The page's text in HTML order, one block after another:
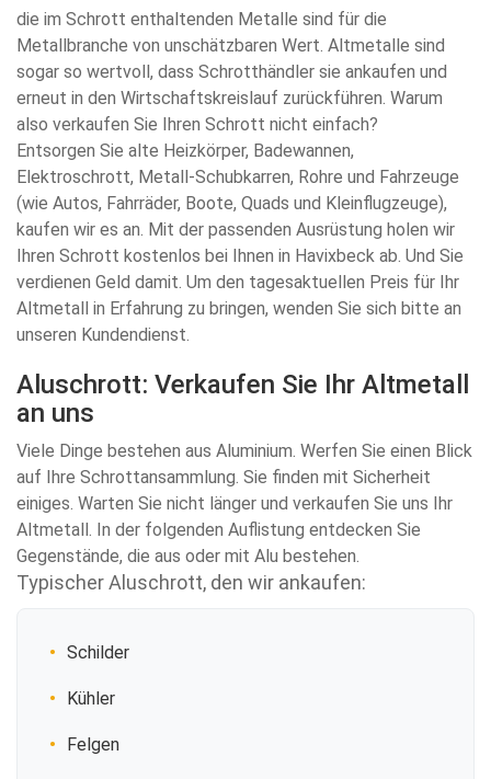
die im Schrott enthaltenden Metalle sind für die
Metallbranche von unschätzbaren Wert. Altmetalle sind
sogar so wertvoll, dass Schrotthändler sie ankaufen und
erneut in den Wirtschaftskreislauf zurückführen. Warum
also verkaufen Sie Ihren Schrott nicht einfach?
Entsorgen Sie alte Heizkörper, Badewannen,
Elektroschrott, Metall-Schubkarren, Rohre und Fahrzeuge
(wie Autos, Fahrräder, Boote, Quads und Kleinflugzeuge),
kaufen wir es an. Mit der passenden Ausrüstung holen wir
Ihren Schrott kostenlos bei Ihnen in Havixbeck ab. Und Sie
verdienen Geld damit. Um den tagesaktuellen Preis für Ihr
Altmetall in Erfahrung zu bringen, wenden Sie sich bitte an
unseren Kundendienst.
Aluschrott: Verkaufen Sie Ihr Altmetall
an uns
Viele Dinge bestehen aus Aluminium. Werfen Sie einen Blick
auf Ihre Schrottansammlung. Sie finden mit Sicherheit
einiges. Warten Sie nicht länger und verkaufen Sie uns Ihr
Altmetall. In der folgenden Auflistung entdecken Sie
Gegenstände, die aus oder mit Alu bestehen.
Typischer Aluschrott, den wir ankaufen:
Schilder
Kühler
Felgen